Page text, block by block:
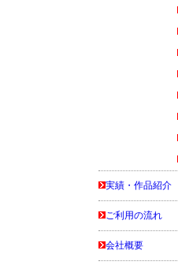
実績・作品紹介
ご利用の流れ
会社概要